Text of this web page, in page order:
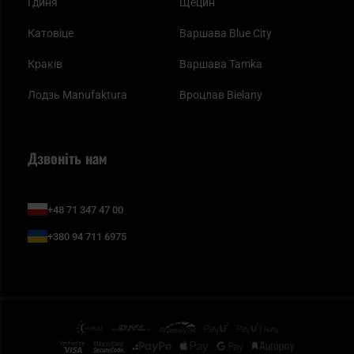
Катовіце
Краків
Лодзь Manufaktura
Варшава Blue City
Варшава Tamka
Вроцлав Bielany
Дзвоніть нам
+48 71 347 47 00
+380 94 711 6975